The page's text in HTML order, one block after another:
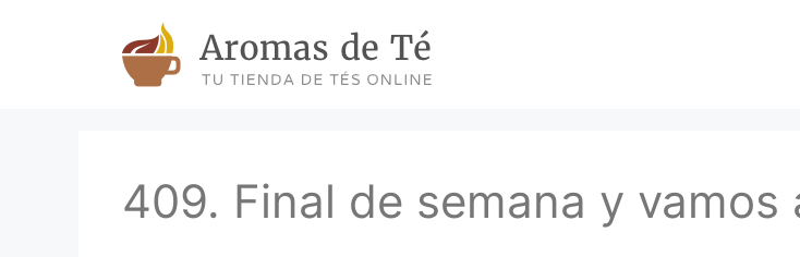
409. Final de semana y vamos